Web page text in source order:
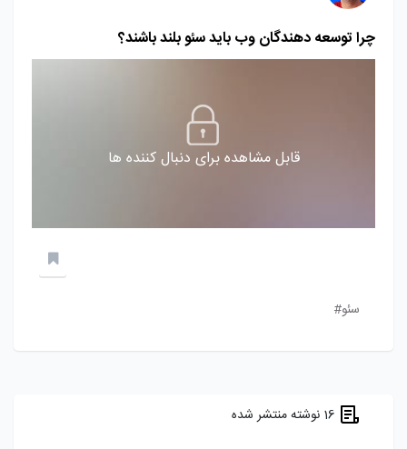
چرا توسعه دهندگان وب باید سئو بلند باشند؟
قابل مشاهده برای دنبال کننده ها
سئو#